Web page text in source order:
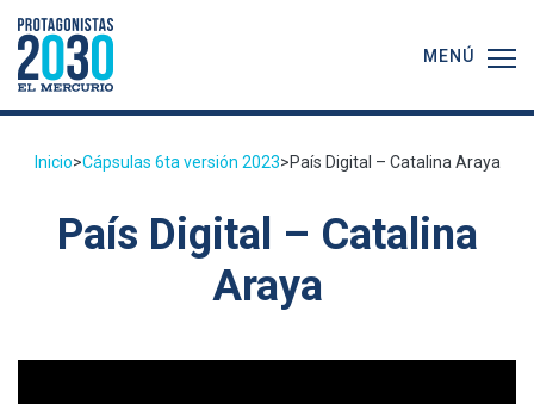
MENÚ
Inicio>Cápsulas 6ta versión 2023>País Digital – Catalina Araya
País Digital – Catalina
Araya